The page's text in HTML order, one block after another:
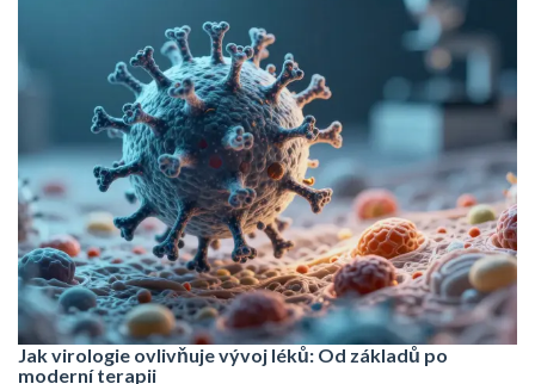
Jak virologie ovlivňuje vývoj léků: Od základů po
moderní terapii